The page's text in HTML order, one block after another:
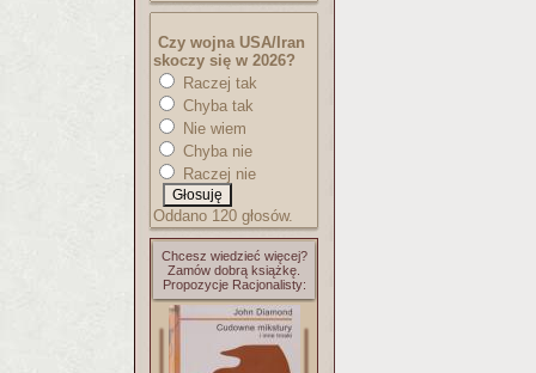
Czy wojna USA/Iran
skoczy się w 2026?
Raczej tak
Chyba tak
Nie wiem
Chyba nie
Raczej nie
Oddano 120 głosów.
Chcesz wiedzieć więcej?
Zamów dobrą książkę.
Propozycje Racjonalisty: